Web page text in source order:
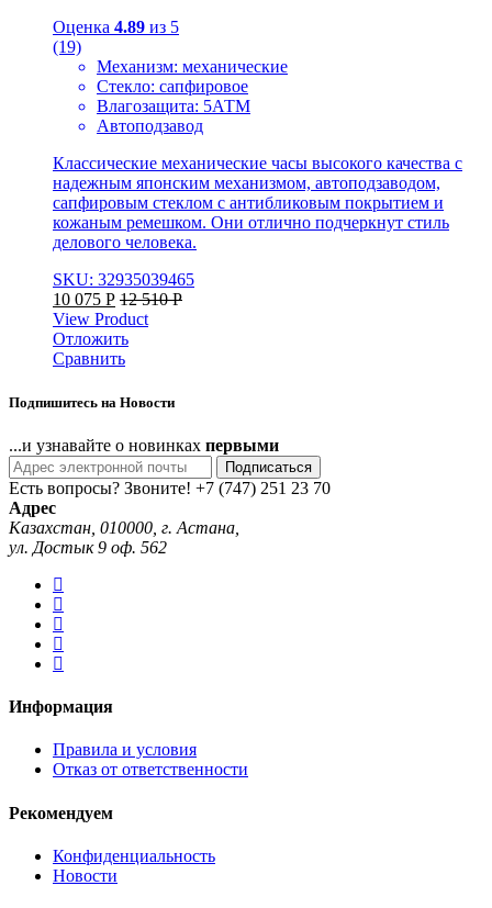
Оценка 4.89 из 5
(19)
Механизм: механические
Стекло: сапфировое
Влагозащита: 5АТМ
Автоподзавод
Классические механические часы высокого качества с
надежным японским механизмом, автоподзаводом,
сапфировым стеклом с антибликовым покрытием и
кожаным ремешком. Они отлично подчеркнут стиль
делового человека.
SKU: 32935039465
10 075 Р 12 510Р
View Product
Отложить
Сравнить
Подпишитесь на Новости
...и узнавайте о новинках первыми
Подписаться
Есть вопросы? Звоните! +7 (747) 251 23 70
Адрес
Казахстан, 010000, г. Астана,
ул. Достык 9 оф. 562
Информация
Правила и условия
Отказ от ответственности
Рекомендуем
Конфиденциальность
Новости